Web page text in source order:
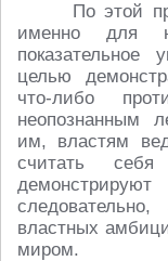
По этой
именно для
показательное
целью
что-либо
неопознанным
им, властям
считать
властных
миром.